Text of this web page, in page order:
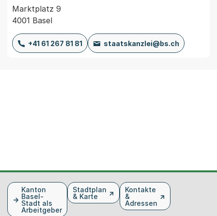
Marktplatz 9
4001 Basel
+41 61 267 81 81 staatskanzlei@bs.ch
FusszeileKanton
Basel-
Stadt als
Arbeitgeber
Stadtplan
& Karte
Kontakte
&
Adressen